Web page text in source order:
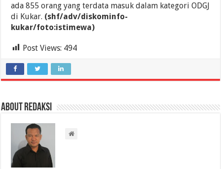
ada 855 orang yang terdata masuk dalam kategori ODGJ
di Kukar. (shf/adv/diskominfo-
kukar/foto:istimewa)
Post Views: 494
About Redaksi